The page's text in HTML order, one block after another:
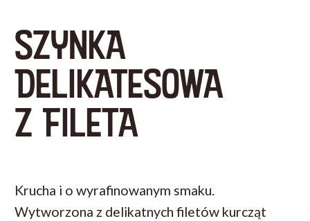
SZYNKA
DELIKATESOWA
Z FILETA
Krucha i o wyrafinowanym smaku.
Wytworzona z delikatnych filetów kurcząt